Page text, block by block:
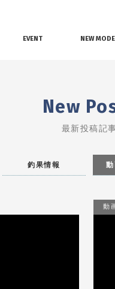
EVENT NEW
New
最新投稿記
釣果情報
動